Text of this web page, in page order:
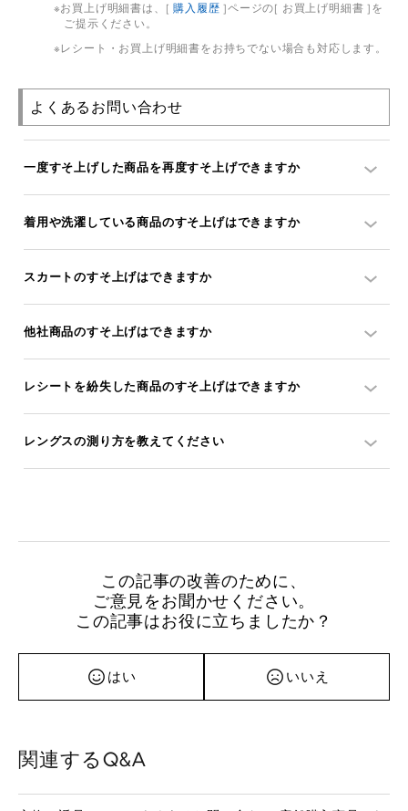
お買上げ明細書は、[購入履歴 ]ページの[ お買上げ明細書 ]を
ご提示ください。
レシート・お買上げ明細書をお持ちでない場合も対応します。
よくあるお問い合わせ
一度すそ上げした商品を再度すそ上げできますか
着用や洗濯している商品のすそ上げはできますか
スカートのすそ上げはできますか
他社商品のすそ上げはできますか
レシートを紛失した商品のすそ上げはできますか
レングスの測り方を教えてください
この記事の改善のために、
ご意見をお聞かせください。
この記事はお役に立ちましたか？
はい いいえ
関連するQ&A